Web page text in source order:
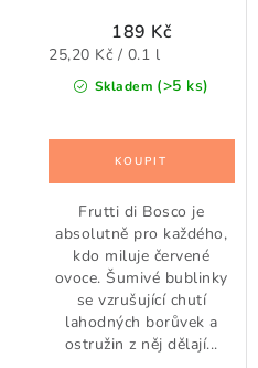
Skladem (>5 ks)
189 Kč
Měrná
cena:
25,20 Kč / 0.1 l
Frutti di Bosco je
absolutně pro každého,
kdo miluje červené
ovoce. Šumivé bublinky
se vzrušující chutí
lahodných borůvek a
ostružin z něj dělají...